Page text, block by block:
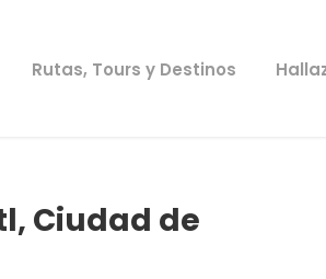
Rutas, Tours y Destinos
Ciudad de